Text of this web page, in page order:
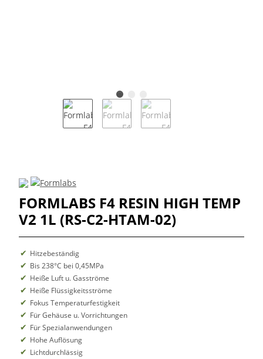
FORMLABS F4 RESIN HIGH TEMP
V2 1L (RS-C2-HTAM-02)
Hitzebeständig
Bis 238°C bei 0,45MPa
Heiße Luft u. Gasströme
Heiße Flüssigkeitsströme
Fokus Temperaturfestigkeit
Für Gehäuse u. Vorrichtungen
Für Spezialanwendungen
Hohe Auflösung
Lichtdurchlässig